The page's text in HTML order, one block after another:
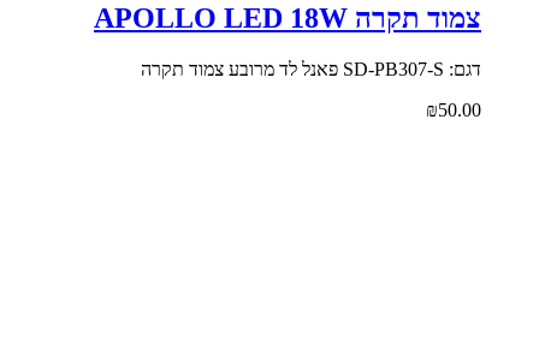
צמוד תקרה APOLLO LED 18W
דגם: SD-PB307-S פאנל לד מרובע צמוד תקרה
₪50.00